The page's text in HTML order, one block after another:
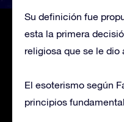
Su definición fue
esta la primera
religiosa que se le dio
El esoterismo según
principios